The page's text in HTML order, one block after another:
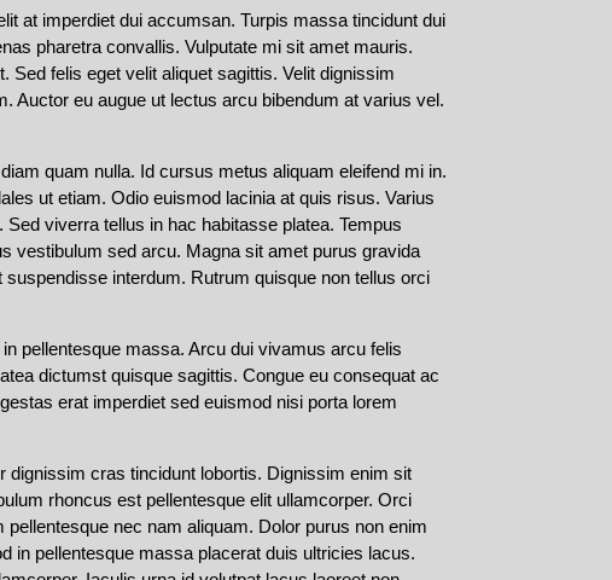
at imperdiet dui accumsan. Turpis massa tincidunt dui
pharetra convallis. Vulputate mi sit amet mauris.
felis eget velit aliquet sagittis. Velit dignissim
Auctor eu augue ut lectus arcu bibendum at varius vel.
quam nulla. Id cursus metus aliquam eleifend mi in.
ut etiam. Odio euismod lacinia at quis risus. Varius
viverra tellus in hac habitasse platea. Tempus
vestibulum sed arcu. Magna sit amet purus gravida
interdum. Rutrum quisque non tellus orci
pellentesque massa. Arcu dui vivamus arcu felis
dictumst quisque sagittis. Congue eu consequat ac
erat imperdiet sed euismod nisi porta lorem
dignissim cras tincidunt lobortis. Dignissim enim sit
rhoncus est pellentesque elit ullamcorper. Orci
nec nam aliquam. Dolor purus non enim
in pellentesque massa placerat duis ultricies lacus.